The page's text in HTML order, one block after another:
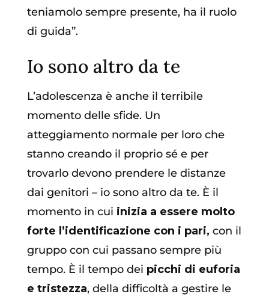
teniamolo sempre presente, ha il ruolo
di guida”.
Io sono altro da te
L’adolescenza è anche il terribile
momento delle sfide. Un
atteggiamento normale per loro che
stanno creando il proprio sé e per
trovarlo devono prendere le distanze
dai genitori – io sono altro da te. È il
momento in cui inizia a essere molto
forte l’identificazione con i pari, con il
gruppo con cui passano sempre più
tempo. È il tempo dei picchi di euforia
e tristezza, della difficoltà a gestire le